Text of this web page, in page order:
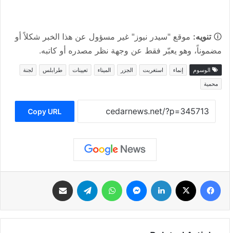
🛈تنويه: موقع "سيدر نيوز" غير مسؤول عن هذا الخبر شكلاً أو
مضموناً، وهو يعبّر فقط عن وجهة نظر مصدره أو كاتبه.
الوسوم إنماء استغربت الجزر الميناء تعيينات طرابلس
لجنة
محمية
Copy URL
فيسبوك لينكدإن ماسنجر واتساب تيلقرام